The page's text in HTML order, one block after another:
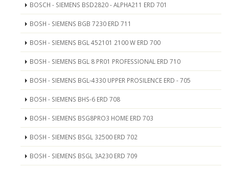
BOSCH - SIEMENS BSD2820 - ALPHA211 ERD 701
BOSH - SIEMENS BGB 7230 ERD 711
BOSH - SIEMENS BGL 452101 2100 W ERD 700
BOSH - SIEMENS BGL 8 PR01 PROFESSIONAL ERD 710
BOSH - SIEMENS BGL-4330 UPPER PROSILENCE ERD - 705
BOSH - SIEMENS BHS-6 ERD 708
BOSH - SIEMENS BSG8PRO3 HOME ERD 703
BOSH - SIEMENS BSGL 32500 ERD 702
BOSH - SIEMENS BSGL 3A230 ERD 709